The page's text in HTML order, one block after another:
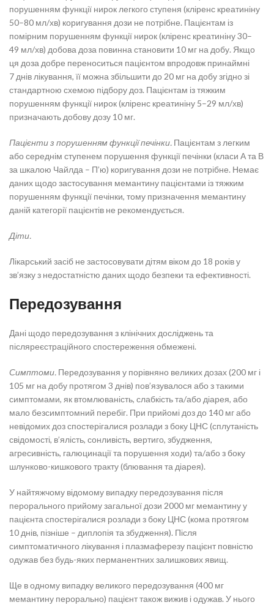
порушенням функції нирок легкого ступеня (кліренс креатиніну
50–80 мл/хв) коригування дози не потрібне. Пацієнтам із
помірним порушенням функції нирок (кліренс креатиніну 30–
49 мл/хв) добова доза повинна становити 10 мг на добу. Якщо
ця доза добре переноситься пацієнтом впродовж принаймні
7 днів лікування, її можна збільшити до 20 мг на добу згідно зі
стандартною схемою підбору доз. Пацієнтам із тяжким
порушенням функції нирок (кліренс креатиніну 5–29 мл/хв)
призначають добову дозу 10 мг.
Пацієнти з порушенням функції печінки. Пацієнтам з легким
або середнім ступенем порушення функції печінки (класи А та В
за шкалою Чайлда – П’ю) коригування дози не потрібне. Немає
даних щодо застосування мемантину пацієнтами із тяжким
порушенням функції печінки, тому призначення мемантину
даній категорії пацієнтів не рекомендується.
Діти.
Лікарський засіб не застосовувати дітям віком до 18 років у
зв’язку з недостатністю даних щодо безпеки та ефективності.
Передозування
Дані щодо передозування з клінічних досліджень та
післяреєстраційного спостереження обмежені.
Симптоми. Передозування у порівняно великих дозах (200 мг і
105 мг на добу протягом 3 днів) пов’язувалося або з такими
симптомами, як втомлюваність, слабкість та/або діарея, або
мало безсимптомний перебіг. При прийомі доз до 140 мг або
невідомих доз спостерігалися розлади з боку ЦНС (сплутаність
свідомості, в’ялість, сонливість, вертиго, збудження,
агресивність, галюцинації та порушення ходи) та/або з боку
шлунково-кишкового тракту (блювання та діарея).
У найтяжчому відомому випадку передозування після
перорального прийому загальної дози 2000 мг мемантину у
пацієнта спостерігалися розлади з боку ЦНС (кома протягом
10 днів, пізніше – диплопія та збудження). Після
симптоматичного лікування і плазмаферезу пацієнт повністю
одужав без будь-яких перманентних залишкових явищ.
Ще в одному випадку великого передозування (400 мг
мемантину перорально) пацієнт також вижив і одужав. У нього